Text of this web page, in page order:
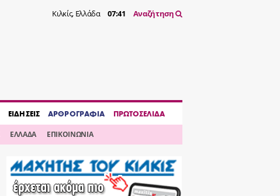
Κιλκίς, Ελλάδα 07:41 Αναζήτηση
ΕΙΔΗΣΕΙΣ ΑΡΘΡΟΓΡΑΦΙΑ ΠΡΩΤΟΣΕΛΙΔΑ
ΕΛΛΑΔΑ ΕΠΙΚΟΙΝΩΝΙΑ